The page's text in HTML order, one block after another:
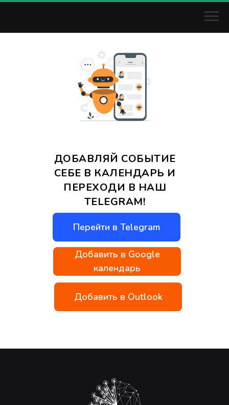
ДОБАВЛЯЙ СОБЫТИЕ
СЕБЕ В КАЛЕНДАРЬ И
ПЕРЕХОДИ В НАШ
TELEGRAM!
Перейти в Telegram
Добавить в Google
календарь
Добавить в Outlook